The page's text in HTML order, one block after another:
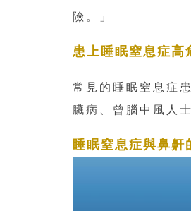
險。」
患上睡眠窒息症高
常見的睡眠窒息症
臟病、曾腦中風人
睡眠窒息症與鼻鼾